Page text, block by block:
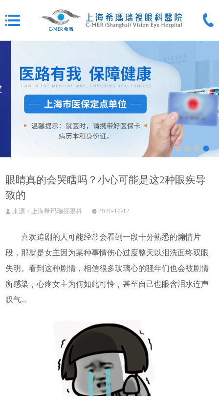
眼睛真的会哭瞎吗？小心可能是这2种眼疾导
致的
来源：上海希玛瑞视眼科 2020-10-12
喜欢追剧的人可能经常会看到一段十分熟悉的煽情片
段，那就是女主因为某种事情伤心过度整天以泪洗面终双眼
失明。看到这种剧情，相信很多玻璃心的骚年们也会被剧情
所感染，心疼女主为何如此可怜，甚至自己也眼含泪水连声
叹气...